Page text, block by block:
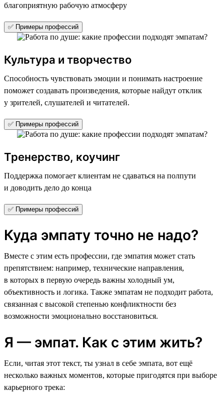
благоприятную рабочую атмосферу
✅ Примеры профессий
Культура и творчество
Способность чувствовать эмоции и понимать настроение
поможет создавать произведения, которые найдут отклик
у зрителей, слушателей и читателей.
✅ Примеры профессий
Тренерство, коучинг
Поддержка помогает клиентам не сдаваться на полпути
и доводить дело до конца
✅ Примеры профессий
Куда эмпату точно не надо?
Вместе с этим есть профессии, где эмпатия может стать
препятствием: например, технические направления,
в которых в первую очередь важны холодный ум,
объективность и логика. Также эмпатам не подходит работа,
связанная с высокой степенью конфликтности без
возможности эмоционально восстановиться.
Я — эмпат. Как с этим жить?
Если, читая этот текст, ты узнал в себе эмпата, вот ещё
несколько важных моментов, которые пригодятся при выборе
карьерного трека: